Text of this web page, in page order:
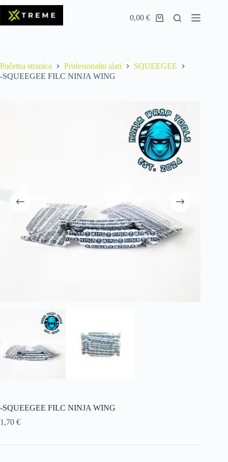
0,00€
Početna stranica Profesionalni alati
SQUEEGEE
-SQUEEGEE FILC NINJA WING
-SQUEEGEE FILC NINJA WING
1,70 €